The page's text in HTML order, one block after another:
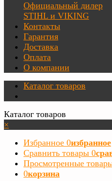
Официальный дилер
STIHL и VIKING
Контакты
Гарантия
Доставка
Оплата
О компании
Каталог товаров
Каталог товаров
×
Избранное 0избранное
Сравнить товары 0
Просмотренные
0корзина